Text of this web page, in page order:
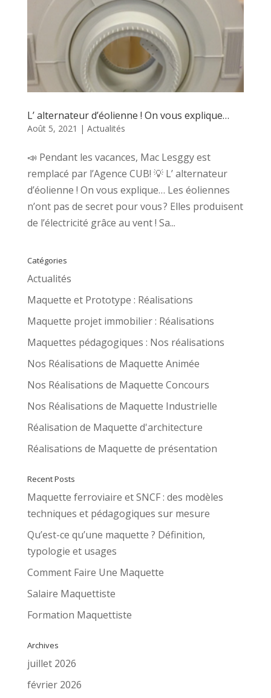
L’ alternateur d’éolienne ! On vous explique…
Août 5, 2021 | Actualités
📣 Pendant les vacances, Mac Lesggy est
remplacé par l’Agence CUB! 💡 L’ alternateur
d’éolienne ! On vous explique… Les éoliennes
n’ont pas de secret pour vous ? Elles produisent
de l’électricité grâce au vent ! Sa...
Catégories
Actualités
Maquette et Prototype : Réalisations
Maquette projet immobilier : Réalisations
Maquettes pédagogiques : Nos réalisations
Nos Réalisations de Maquette Animée
Nos Réalisations de Maquette Concours
Nos Réalisations de Maquette Industrielle
Réalisation de Maquette d'architecture
Réalisations de Maquette de présentation
Recent Posts
Maquette ferroviaire et SNCF : des modèles
techniques et pédagogiques sur mesure
Qu’est-ce qu’une maquette ? Définition,
typologie et usages
Comment Faire Une Maquette
Salaire Maquettiste
Formation Maquettiste
Archives
juillet 2026
février 2026